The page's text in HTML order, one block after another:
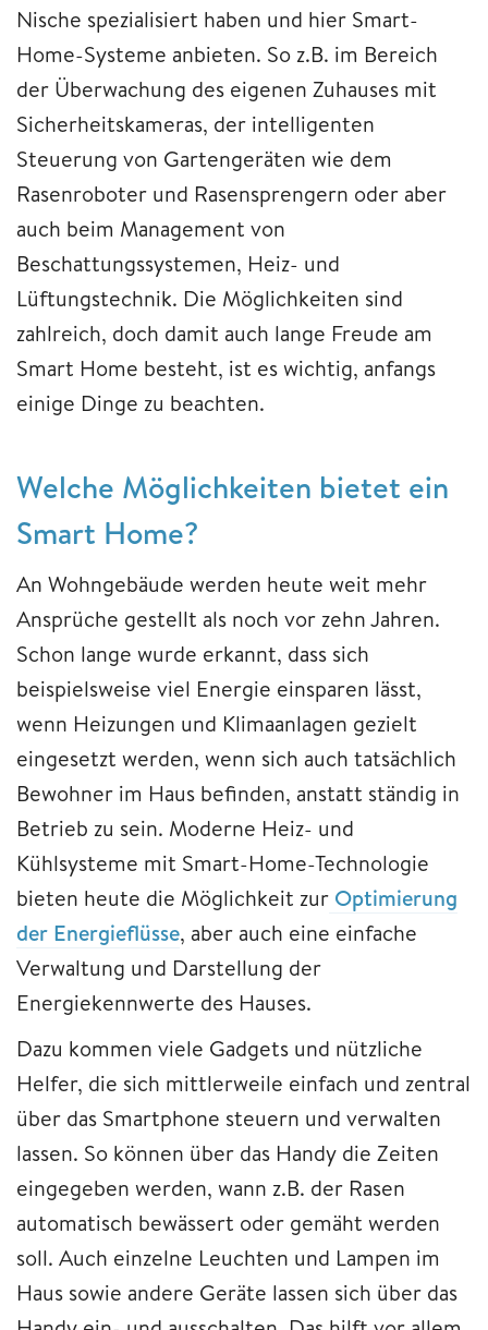
Nische spezialisiert haben und hier Smart-
Home-Systeme anbieten. So z.B. im Bereich
der Überwachung des eigenen Zuhauses mit
Sicherheitskameras, der intelligenten
Steuerung von Gartengeräten wie dem
Rasenroboter und Rasensprengern oder aber
auch beim Management von
Beschattungssystemen, Heiz- und
Lüftungstechnik. Die Möglichkeiten sind
zahlreich, doch damit auch lange Freude am
Smart Home besteht, ist es wichtig, anfangs
einige Dinge zu beachten.
Welche Möglichkeiten bietet ein
Smart Home?
An Wohngebäude werden heute weit mehr
Ansprüche gestellt als noch vor zehn Jahren.
Schon lange wurde erkannt, dass sich
beispielsweise viel Energie einsparen lässt,
wenn Heizungen und Klimaanlagen gezielt
eingesetzt werden, wenn sich auch tatsächlich
Bewohner im Haus befinden, anstatt ständig in
Betrieb zu sein. Moderne Heiz- und
Kühlsysteme mit Smart-Home-Technologie
bieten heute die Möglichkeit zur Optimierung
der Energieflüsse, aber auch eine einfache
Verwaltung und Darstellung der
Energiekennwerte des Hauses.
Dazu kommen viele Gadgets und nützliche
Helfer, die sich mittlerweile einfach und zentral
über das Smartphone steuern und verwalten
lassen. So können über das Handy die Zeiten
eingegeben werden, wann z.B. der Rasen
automatisch bewässert oder gemäht werden
soll. Auch einzelne Leuchten und Lampen im
Haus sowie andere Geräte lassen sich über das